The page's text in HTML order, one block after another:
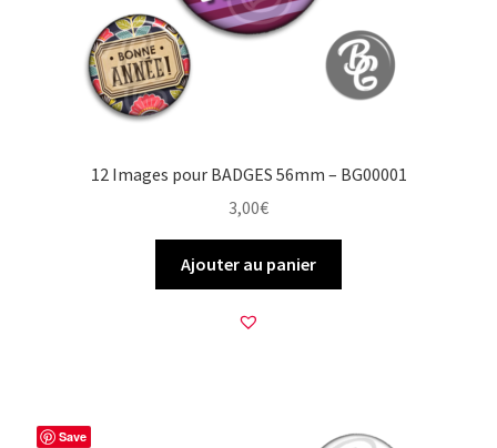
12 Images pour BADGES 56mm – BG00001
3,00€
Ajouter au panier
Save